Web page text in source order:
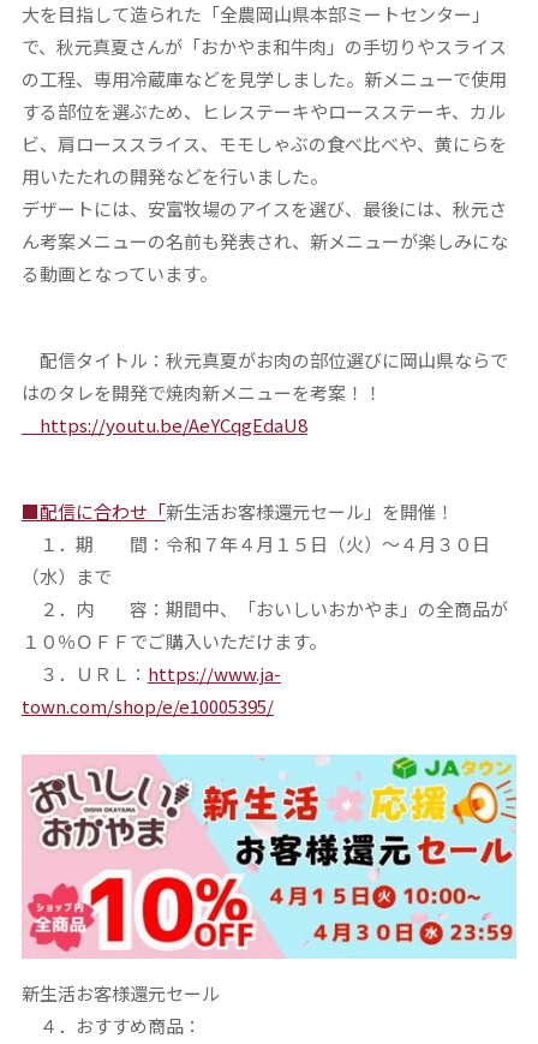
大を目指して造られた「全農岡山県本部ミートセンター」
で、秋元真夏さんが「おかやま和牛肉」の手切りやスライス
の工程、専用冷蔵庫などを見学しました。新メニューで使用
する部位を選ぶため、ヒレステーキやロースステーキ、カル
ビ、肩ローススライス、モモしゃぶの食べ比べや、黄にらを
用いたたれの開発などを行いました。
デザートには、安富牧場のアイスを選び、最後には、秋元さ
ん考案メニューの名前も発表され、新メニューが楽しみにな
る動画となっています。
配信タイトル：秋元真夏がお肉の部位選びに岡山県ならで
はのタレを開発で焼肉新メニューを考案！！
https://youtu.be/AeYCqgEdaU8
■配信に合わせ「新生活お客様還元セール」を開催！
１．期 間：令和７年４月１５日（火）～４月３０日
（水）まで
２．内 容：期間中、「おいしいおかやま」の全商品が
１０％ＯＦＦでご購入いただけます。
３．ＵＲＬ： https://www.ja-
town.com/shop/e/e10005395/
新生活お客様還元セール
４．おすすめ商品：